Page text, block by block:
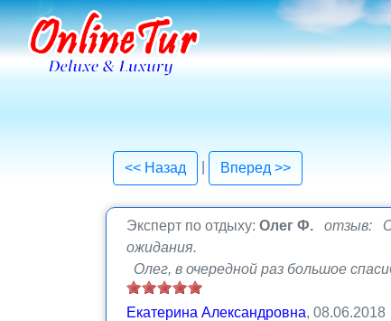
<< Назад Вперед >>
Эксперт по отдыху: Олег Ф.
отзыв:
ожидания.
Олег, в очередной раз большое
Екатерина Александровна, 08.06.2018